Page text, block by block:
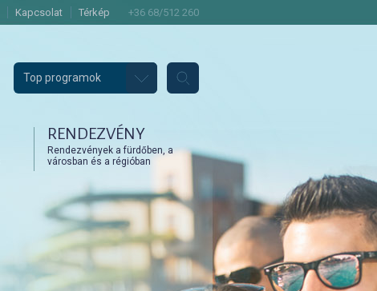
Kapcsolat Térkép +36 68/512 260
Top programok
RENDEZVÉNY
Rendezvények a fürdőben, a
városban és a régióban